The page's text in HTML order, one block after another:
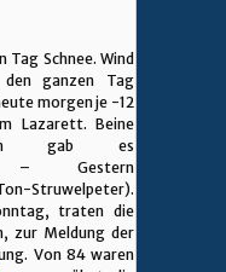
Tag Schnee. Wind
ganzen Tag
morgen je -12
Lazarett. Beine
gab es
– Gestern
Struwelpeter).
traten die
zur Meldung der
Von 84 waren